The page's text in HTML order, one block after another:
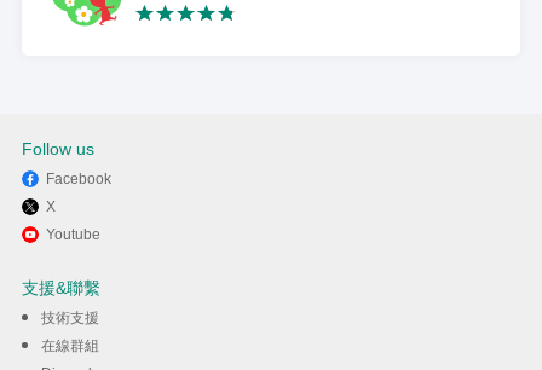
Follow us
Facebook
X
Youtube
支援&聯繫
技術支援
在線群組